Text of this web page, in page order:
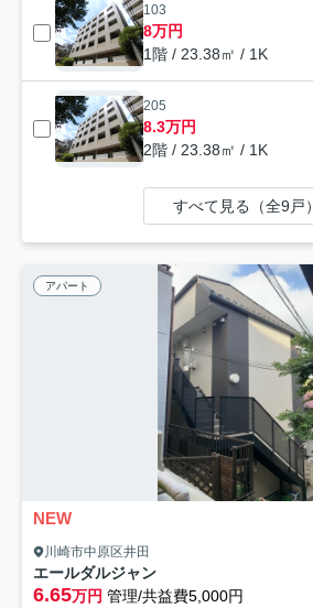
103
8万円
1階 / 23.38㎡ / 1K
205
8.3万円
2階 / 23.38㎡ / 1K
すべて見る（全9戸）
アパート
NEW
川崎市中原区井田
エールダルジャン
6.65万円 管理/共益費5,000円